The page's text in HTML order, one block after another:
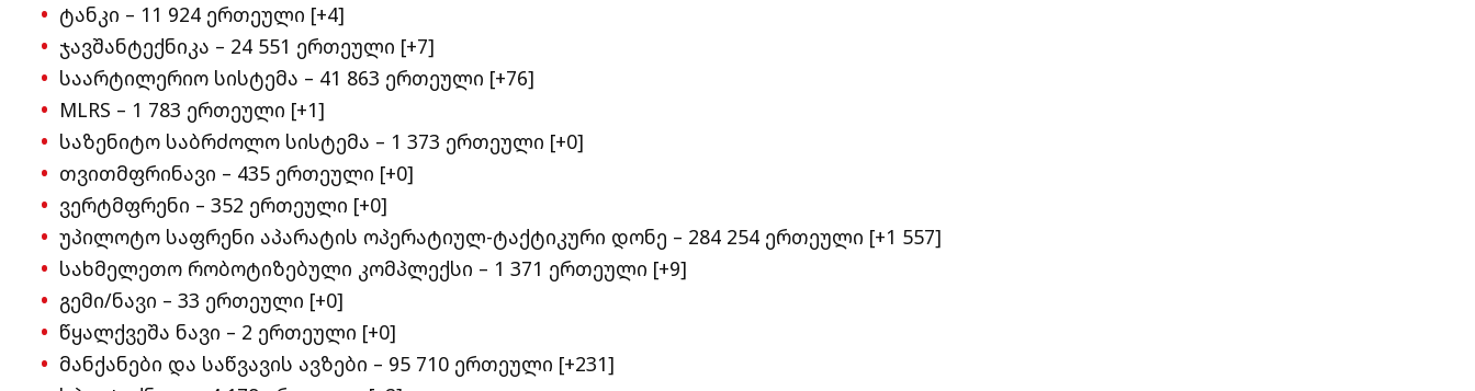
ტანკი – 11 924 ერთეული [+4]
ჯავშანტექნიკა – 24 551 ერთეული [+7]
საარტილერიო სისტემა – 41 863 ერთეული [+76]
MLRS – 1 783 ერთეული [+1]
საზენიტო საბრძოლო სისტემა – 1 373 ერთეული [+0]
თვითმფრინავი – 435 ერთეული [+0]
ვერტმფრენი – 352 ერთეული [+0]
უპილოტო საფრენი აპარატის ოპერატიულ-ტაქტიკური დონე – 284 254 ერთეული [+1 557]
სახმელეთო რობოტიზებული კომპლექსი – 1 371 ერთეული [+9]
გემი/ნავი – 33 ერთეული [+0]
წყალქვეშა ნავი – 2 ერთეული [+0]
მანქანები და საწვავის ავზები – 95 710 ერთეული [+231]